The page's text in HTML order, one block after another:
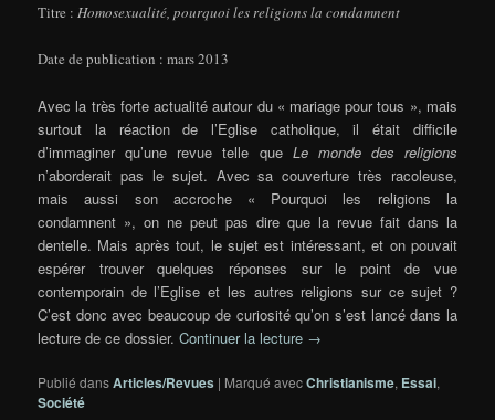
Titre :Homosexualité, pourquoi les religions la condamnent
Date de publication : mars 2013
Avec la très forte actualité autour du « mariage pour tous », mais
surtout la réaction de l’Eglise catholique, il était difficile
d’immaginer qu’une revue telle que Le monde des religions
n’aborderait pas le sujet. Avec sa couverture très racoleuse,
mais aussi son accroche « Pourquoi les religions la
condamnent », on ne peut pas dire que la revue fait dans la
dentelle. Mais après tout, le sujet est intéressant, et on pouvait
espérer trouver quelques réponses sur le point de vue
contemporain de l’Eglise et les autres religions sur ce sujet ?
C’est donc avec beaucoup de curiosité qu’on s’est lancé dans la
lecture de ce dossier.Continuer la lecture →
Publié dansArticles/Revues | Marqué avecChristianisme, Essai,
Société